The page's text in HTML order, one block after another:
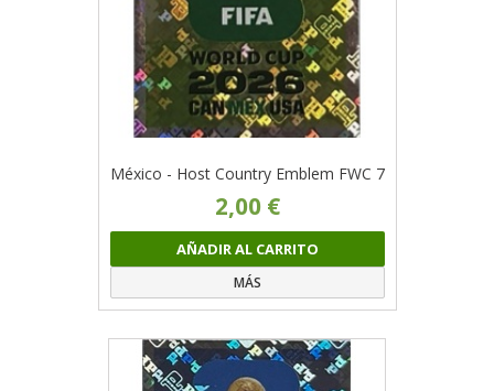
México - Host Country Emblem FWC 7
2,00 €
AÑADIR AL CARRITO
MÁS